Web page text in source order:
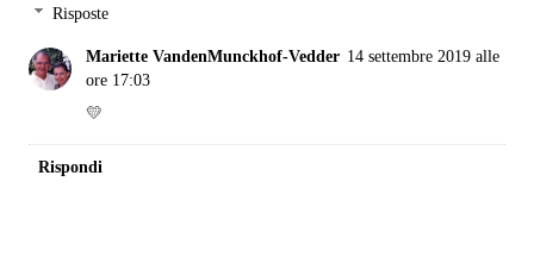
Risposte
Mariette VandenMunckhof-Vedder 14 settembre 2019 alle
ore 17:03
💛
Rispondi